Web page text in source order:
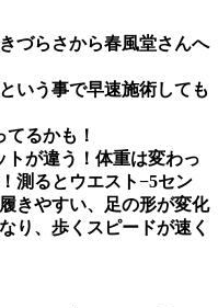
づらさから春風堂さんへ
いう事で早速施術しても
るかも！
トが違う！体重は変わっ
測るとウエスト−5セン
きやすい、足の形が変化
り、歩くスピードが速く